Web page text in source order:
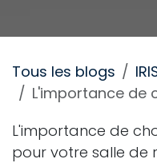
Tous les blogs
L'importance de choisir la
L'importance de
pour votre salle de